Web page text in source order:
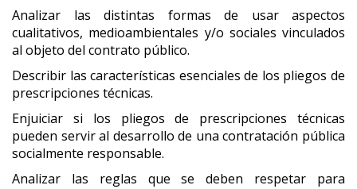
Analizar las distintas formas de usar aspectos
cualitativos, medioambientales y/o sociales vinculados
al objeto del contrato público.
Describir las características esenciales de los pliegos de
prescripciones técnicas.
Enjuiciar si los pliegos de prescripciones técnicas
pueden servir al desarrollo de una contratación pública
socialmente responsable.
Analizar las reglas que se deben respetar para